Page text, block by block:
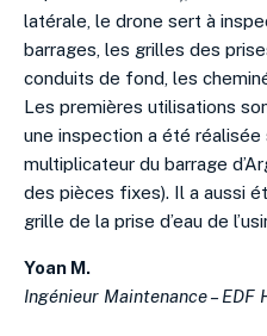
latérale, le drone sert à
barrages, les grilles des
conduits de fond, les
Les premières utilisations
une inspection a été réalisée
multiplicateur du barrage
des pièces fixes). Il a aussi
grille de la prise d’eau de
Yoan M.
Ingénieur Maintenance – EDF